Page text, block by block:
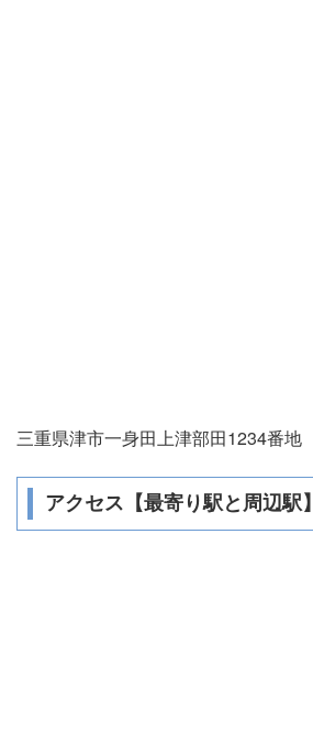
三重県津市一身田上津部田1234番地
アクセス【最寄り駅と周辺駅】